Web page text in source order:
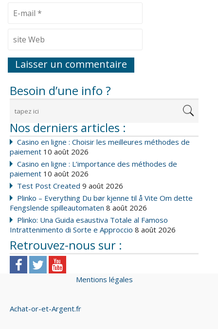
Besoin d’une info ?
Nos derniers articles :
Casino en ligne : Choisir les meilleures méthodes de
paiement 10 août 2026
Casino en ligne : L’importance des méthodes de
paiement 10 août 2026
Test Post Created 9 août 2026
Plinko – Everything Du bør kjenne til å Vite Om dette
Fengslende spilleautomaten 8 août 2026
Plinko: Una Guida esaustiva Totale al Famoso
Intrattenimento di Sorte e Approccio 8 août 2026
Retrouvez-nous sur :
Mentions légales
Achat-or-et-Argent.fr